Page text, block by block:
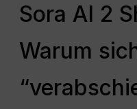
Sora AI 2
Warum